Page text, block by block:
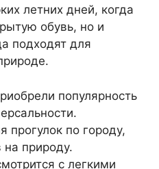
летних дней, когда
обувь, но и
подходят для
популярность
прогулок по городу,
на природу.
с легкими